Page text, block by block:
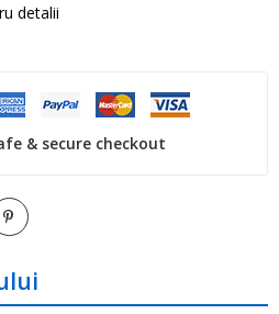
detalii
& secure checkout